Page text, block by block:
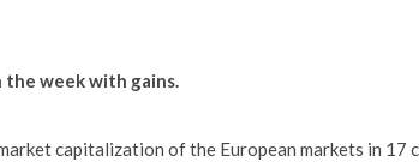
the week with gains.
capitalization of the European markets in 17